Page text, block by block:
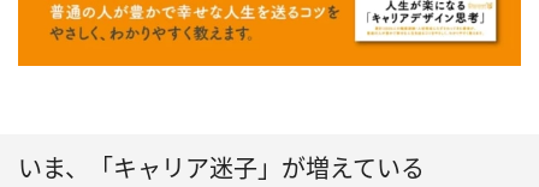
いま、「キャリア迷子」が増えている